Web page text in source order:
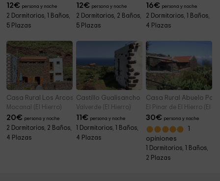
12€ persona y noche
2 Dormitorios, 1 Baños,
5 Plazas
12€ persona y noche
2 Dormitorios, 2 Baños,
5 Plazas
16€ persona y noche
2 Dormitorios, 1 Baños,
4 Plazas
Casa Rural Los Arcos
Mocanal (El Hierro)
20€ persona y noche
2 Dormitorios, 2 Baños,
4 Plazas
Castillo Gualisancho
Valverde (El Hierro)
11€ persona y noche
1 Dormitorios, 1 Baños,
4 Plazas
Casa Rural Abuelo
El Pinar de El Hierro (El
30€ persona y noche
opiniones
1 Dormitorios, 1 Baños,
2 Plazas